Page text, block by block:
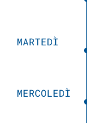
MARTEDÌ
MERCOLEDÌ